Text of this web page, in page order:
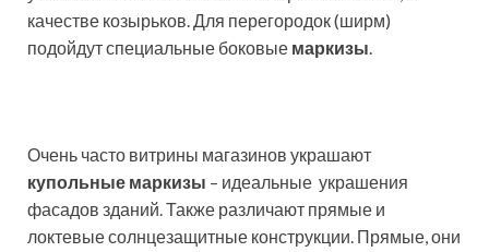
качестве козырьков. Для перегородок (ширм)
подойдут специальные боковые маркизы.
Очень часто витрины магазинов украшают
купольные маркизы – идеальные украшения
фасадов зданий. Также различают прямые и
локтевые солнцезащитные конструкции. Прямые, они